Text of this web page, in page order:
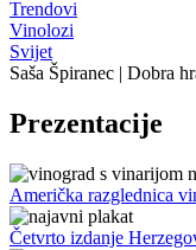
Trendovi
Vinolozi
Svijet
Saša Špiranec | Dobra
Prezentacije
Američka razglednica
Četvrto izdanje